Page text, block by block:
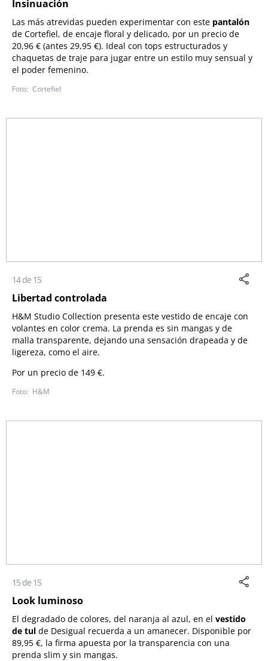
Insinuación
Las más atrevidas pueden experimentar con este pantalón
de Cortefiel, de encaje floral y delicado, por un precio de
20,96 € (antes 29,95 €). Ideal con tops estructurados y
chaquetas de traje para jugar entre un estilo muy sensual y
el poder femenino.
Cortefiel
14 de 15
Libertad controlada
H&M Studio Collection presenta este vestido de encaje con
volantes en color crema. La prenda es sin mangas y de
malla transparente, dejando una sensación drapeada y de
ligereza, como el aire.
Por un precio de 149 €.
H&M
15 de 15
Look luminoso
El degradado de colores, del naranja al azul, en el vestido
de tul de Desigual recuerda a un amanecer. Disponible por
89,95 €, la firma apuesta por la transparencia con una
prenda slim y sin mangas.